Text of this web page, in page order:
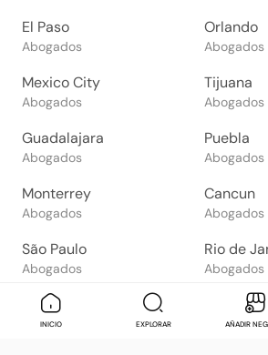
Mensaje Contactar
El Paso
Abogados
Orlando
Abogados
Mexico City
Abogados
Tijuana
Abogados
Guadalajara
Abogados
Puebla
Abogados
Monterrey
Abogados
Cancun
Abogados
São Paulo
Abogados
Rio de
Abogados
Goiânia
Abogados
Brasília
Abogados
INICIO EXPLORAR AÑADIR